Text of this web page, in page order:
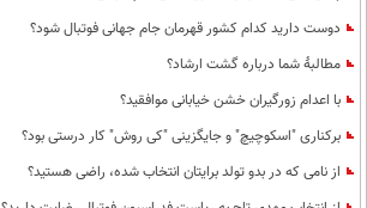
دوست دارید کدام کشور قهرمان جام جهانی فوتبال شود؟
مطالبۀ شما درباره گشت ارشاد؟
با اعدام زورگیران خشن خیابانی موافقید؟
برکناری "اسکوچیچ" و جایگزینی "کی روش" کار درستی بود؟
از نامی که در بدو تولد برایتان انتخاب شده، راضی هستید؟